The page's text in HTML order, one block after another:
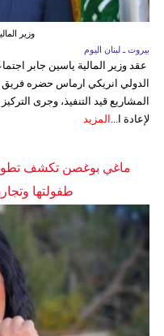
وزير
بيروت ـ لبنان اليوم
عقد وزير المالية ياسين جابر
الدولي انريكي ارماس حضره
لإعادة ا... المزيد
ماغي بوغصن تكشف تطور
طفولتها